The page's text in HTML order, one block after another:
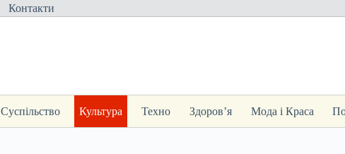
Контакти
Суспільство Культура Техно Здоров’я Мода і Краса